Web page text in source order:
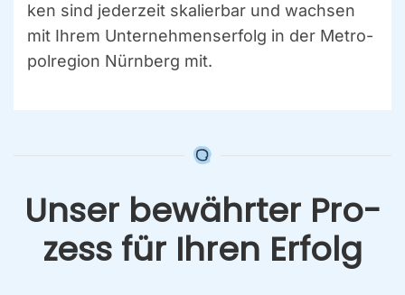
ken sind jeder­zeit ska­lier­bar und wach­sen
mit Ihrem Unter­neh­mens­er­folg in der Metro­
pol­re­gi­on Nürn­berg mit.
Unser bewähr­ter Pro­
zess für Ihren Erfolg